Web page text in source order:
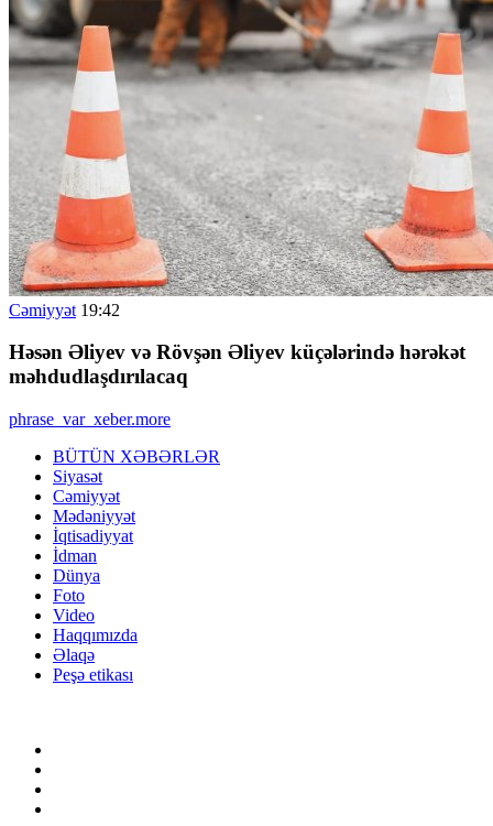
Cəmiyyət 19:42
Həsən Əliyev və Rövşən Əliyev küçələrində hərəkət
məhdudlaşdırılacaq
phrase_var_xeber.more
BÜTÜN XƏBƏRLƏR
Siyasət
Cəmiyyət
Mədəniyyət
İqtisadiyyat
İdman
Dünya
Foto
Video
Haqqımızda
Əlaqə
Peşə etikası